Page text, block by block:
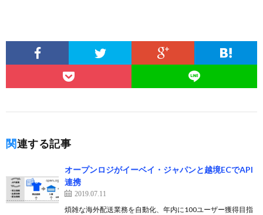
関連する記事
オープンロジがイーベイ・ジャパンと越境ECでAPI
連携
2019.07.11
煩雑な海外配送業務を自動化、年内に100ユーザー獲得目指